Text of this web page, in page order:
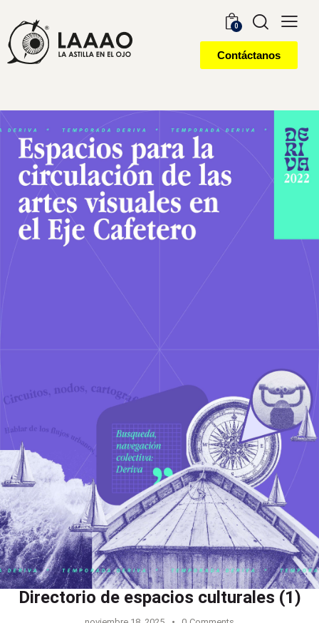
0
Contáctanos
Directorio de espacios culturales (1)